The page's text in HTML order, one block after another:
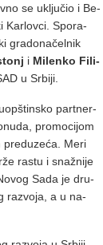
se uklju­čio i Be­
Kar­lov­ci. Spo­ra­
gra­do­na­čel­nik
i Mi­len­ko Fi­li­
u Sr­bi­ji.
part­ner­
pro­mo­ci­jom
pred­u­ze­ća. Me­ri
ra­stu i sna­žni­je
Sa­da je dru­
raz­vo­ja, a u na­